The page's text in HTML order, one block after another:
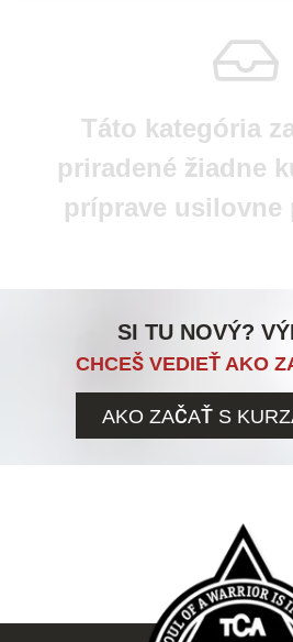
Táto kategória
priradené žiadne
príprave usilovne
SI TU NOVÝ?
CHCEŠ VEDIEŤ AKO
AKO ZAČAŤ S